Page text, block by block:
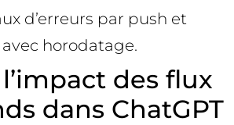
d’erreurs par push et
horodatage.
des flux
dans ChatGPT